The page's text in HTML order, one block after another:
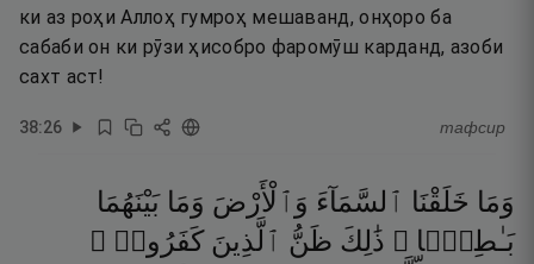
ки аз роҳи Аллоҳ гумроҳ мешаванд, онҳоро ба
сабаби он ки рӯзи ҳисобро фаромӯш карданд, азоби
сахт аст!
38:26 тафсир
وَمَا خَلَقْنَا ٱلسَّمَآءَ وَٱلْأَرْضَ وَمَا بَيْنَهُمَا
بَـٰطِلًۭا ۚ ذَٰلِكَ ظَنُّ ٱلَّذِينَ كَفَرُوا۟ ۚ